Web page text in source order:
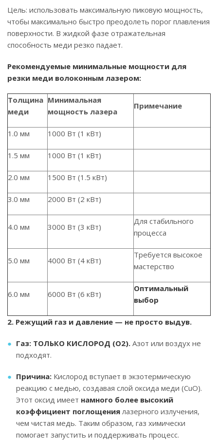
Цель: использовать максимальную пиковую мощность,
чтобы максимально быстро преодолеть порог плавления
поверхности. В жидкой фазе отражательная
способность меди резко падает.
Рекомендуемые минимальные мощности для
резки меди волоконным лазером:
Толщина
меди
Минимальная
мощность лазера
Примечание
1.0 мм 1000 Вт (1 кВт)
1.5 мм 1000 Вт (1 кВт)
2.0 мм 1500 Вт (1.5 кВт)
3.0 мм 2000 Вт (2 кВт)
4.0 мм 3000 Вт (3 кВт)
Для стабильного
процесса
5.0 мм 4000 Вт (4 кВт)
Требуется высокое
мастерство
6.0 мм 6000 Вт (6 кВт)
Оптимальный
выбор
2. Режущий газ и давление — не просто выдув.
Газ: ТОЛЬКО КИСЛОРОД (O2). Азот или воздух не
подходят.
Причина: Кислород вступает в экзотермическую
реакцию с медью, создавая слой оксида меди (CuO).
Этот оксид имеет намного более высокий
коэффициент поглощениялазерного излучения,
чем чистая медь. Таким образом, газ химически
помогает запустить и поддерживать процесс.